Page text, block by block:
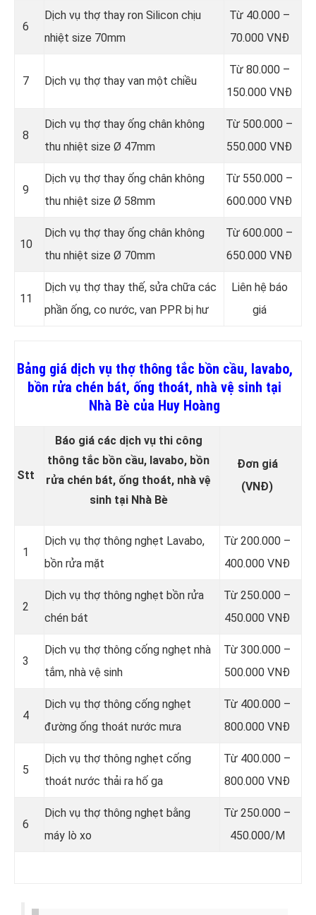
6
Dịch vụ thợ thay ron Silicon chịu
nhiệt size 70mm
Từ 40.000 –
70.000 VNĐ
7 Dịch vụ thợ thay van một chiều
Từ 80.000 –
150.000 VNĐ
8
Dịch vụ thợ thay ống chân không
thu nhiệt size Ø 47mm
Từ 500.000 –
550.000 VNĐ
9
Dịch vụ thợ thay ống chân không
thu nhiệt size Ø 58mm
Từ 550.000 –
600.000 VNĐ
10
Dịch vụ thợ thay ống chân không
thu nhiệt size Ø 70mm
Từ 600.000 –
650.000 VNĐ
11
Dịch vụ thợ thay thế, sửa chữa các
phần ống, co nước, van PPR bị hư
Liên hệ báo
giá
Bảng giá dịch vụ thợ thông tắc bồn cầu, lavabo,
bồn rửa chén bát, ống thoát, nhà vệ sinh tại
Nhà Bè của Huy Hoàng
Stt
Báo giá các dịch vụ thi công
thông tắc bồn cầu, lavabo, bồn
rửa chén bát, ống thoát, nhà vệ
sinh tại Nhà Bè
Đơn giá
(VNĐ)
1
Dịch vụ thợ thông nghẹt Lavabo,
bồn rửa mặt
Từ 200.000 –
400.000 VNĐ
2
Dịch vụ thợ thông nghẹt bồn rửa
chén bát
Từ 250.000 –
450.000 VNĐ
3
Dịch vụ thợ thông cống nghẹt nhà
tắm, nhà vệ sinh
Từ 300.000 –
500.000 VNĐ
4
Dịch vụ thợ thông cống nghẹt
đường ống thoát nước mưa
Từ 400.000 –
800.000 VNĐ
5
Dịch vụ thợ thông nghẹt cống
thoát nước thải ra hố ga
Từ 400.000 –
800.000 VNĐ
6
Dịch vụ thợ thông nghẹt bằng
máy lò xo
Từ 250.000 –
450.000/M